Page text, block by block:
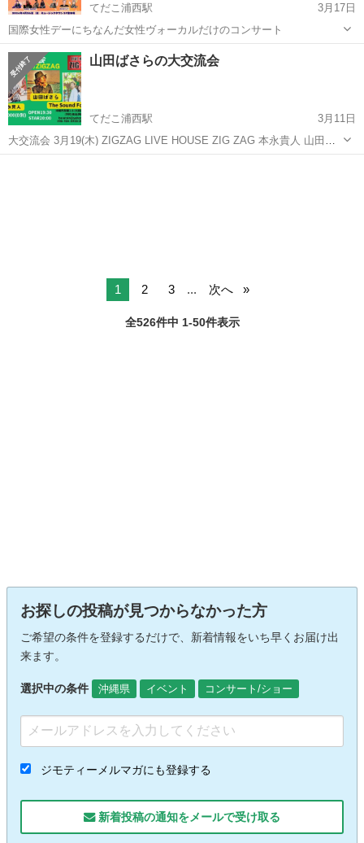
てだこ浦西駅
3月17日
国際女性デーにちなんだ女性ヴォーカルだけのコンサート
沖縄 沖縄市 てだこ浦西駅 コンサート/ショー
山田ばさらの大交流会
てだこ浦西駅
3月11日
大交流会 3月19(木) ZIGZAG LIVE HOUSE ZIG ZAG 本永貴人 山田ば
さら The Sound Forest(音の森)👈ここ ¥2000（D別） OPEN 19:30
1 2 3 ... 次へ
全526件中 1-50件表示
お探しの投稿が見つからなかった方
ご希望の条件を登録するだけで、新着情報をいち早くお届け出
来ます。
選択中の条件 沖縄県 イベント コンサート/ショー
ジモティーメルマガにも登録する
新着投稿の通知をメールで受け取る